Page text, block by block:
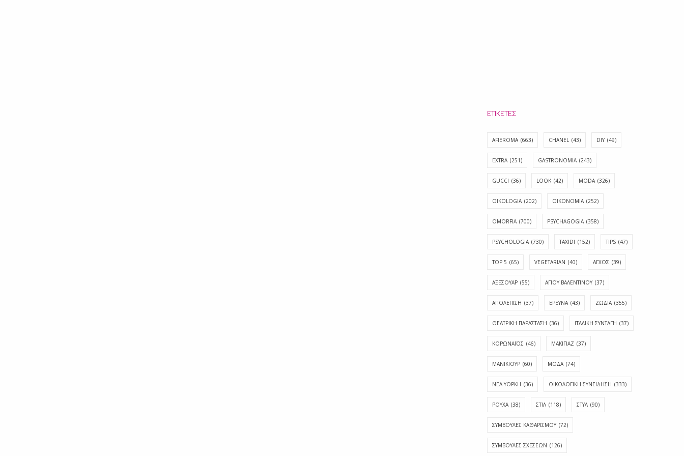
ΕΤΙΚΈΤΕΣ
AFIEROMA (663) CHANEL (43) DIY (49)
EXTRA (251) GASTRONOMIA (243)
GUCCI (36) LOOK (42) MODA (326)
OIKOLOGIA (202) OIKONOMIA (252)
OMORFIA (700) PSYCHAGOGIA (358)
PSYCHOLOGIA (730) TAXIDI (152) TIPS (47)
TOP 5 (65) VEGETARIAN (40) ΑΓΧΟΣ (39)
ΑΞΕΣΟΥΑΡ (55) ΑΓΊΟΥ ΒΑΛΕΝΤΊΝΟΥ (37)
ΑΠΟΛΈΠΙΣΗ (37) ΕΡΕΥΝΑ (43) ΖΩΔΙΑ (355)
ΘΕΑΤΡΙΚΗ ΠΑΡΑΣΤΑΣΗ (36) ΙΤΑΛΙΚΗ ΣΥΝΤΑΓΗ (37)
ΚΟΡΩΝΑΪΟΣ (46) ΜΑΚΙΓΙΑΖ (37)
ΜΑΝΙΚΙΟΥΡ (60) ΜΟΔΑ (74)
ΝΕΑ ΥΟΡΚΗ (36) ΟΙΚΟΛΟΓΙΚΗ ΣΥΝΕΙΔΗΣΗ (333)
ΡΟΥΧΑ (38) ΣΤΙΛ (118) ΣΤΥΛ (90)
ΣΥΜΒΟΥΛΕΣ ΚΑΘΑΡΙΣΜΟΥ (72)
ΣΥΜΒΟΥΛΕΣ ΣΧΕΣΕΩΝ (126)